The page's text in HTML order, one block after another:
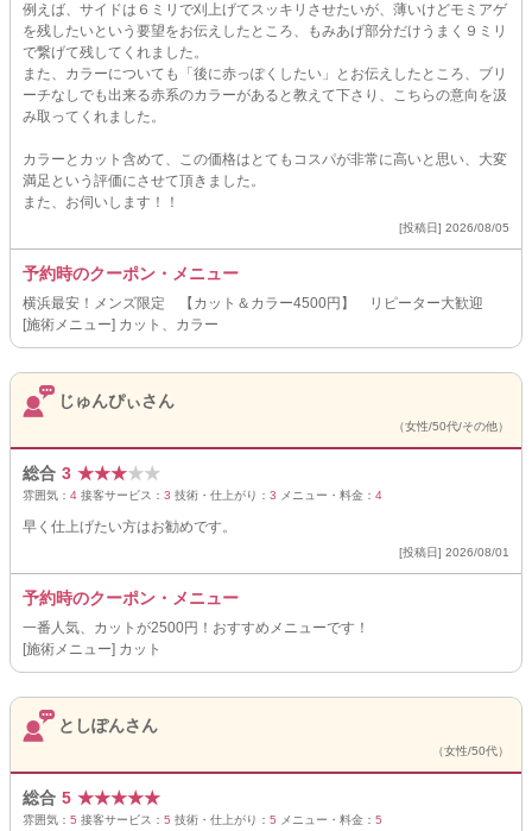
例えば、サイドは６ミリで刈上げてスッキリさせたいが、薄いけどモミアゲ
を残したいという要望をお伝えしたところ、もみあげ部分だけうまく９ミリ
で繋げて残してくれました。
また、カラーについても「後に赤っぽくしたい」とお伝えしたところ、ブリ
ーチなしでも出来る赤系のカラーがあると教えて下さり、こちらの意向を汲
み取ってくれました。
カラーとカット含めて、この価格はとてもコスパが非常に高いと思い、大変
満足という評価にさせて頂きました。
また、お伺いします！！
[投稿日] 2026/08/05
予約時のクーポン・メニュー
横浜最安！メンズ限定 【カット＆カラー4500円】 リピーター大歓迎
[施術メニュー] カット、カラー
じゅんぴぃさん
（女性/50代/その他）
総合 3 ★★★★★
雰囲気： 4 接客サービス： 3 技術・仕上がり： 3 メニュー・料金： 4
早く仕上げたい方はお勧めです。
[投稿日] 2026/08/01
予約時のクーポン・メニュー
一番人気、カットが2500円！おすすめメニューです！
[施術メニュー] カット
としぽんさん
（女性/50代）
総合 5 ★★★★★
雰囲気： 5 接客サービス： 5 技術・仕上がり： 5 メニュー・料金： 5